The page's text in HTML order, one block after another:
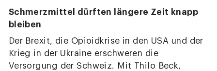
Schmerzmittel dürften längere Zeit knapp
bleiben
Der Brexit, die Opioidkrise in den USA und der
Krieg in der Ukraine erschweren die
Versorgung der Schweiz. Mit Thilo Beck,